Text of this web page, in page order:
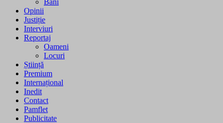
Bani
Opinii
Justiție
Interviuri
Reportaj
Oameni
Locuri
Știință
Premium
Internațional
Inedit
Contact
Pamflet
Publicitate